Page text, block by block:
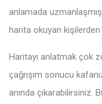
anlamada
harita okuyan
Haritayı anlatmak çok
çağrışım sonucu
anında çıkarabilirsiniz.